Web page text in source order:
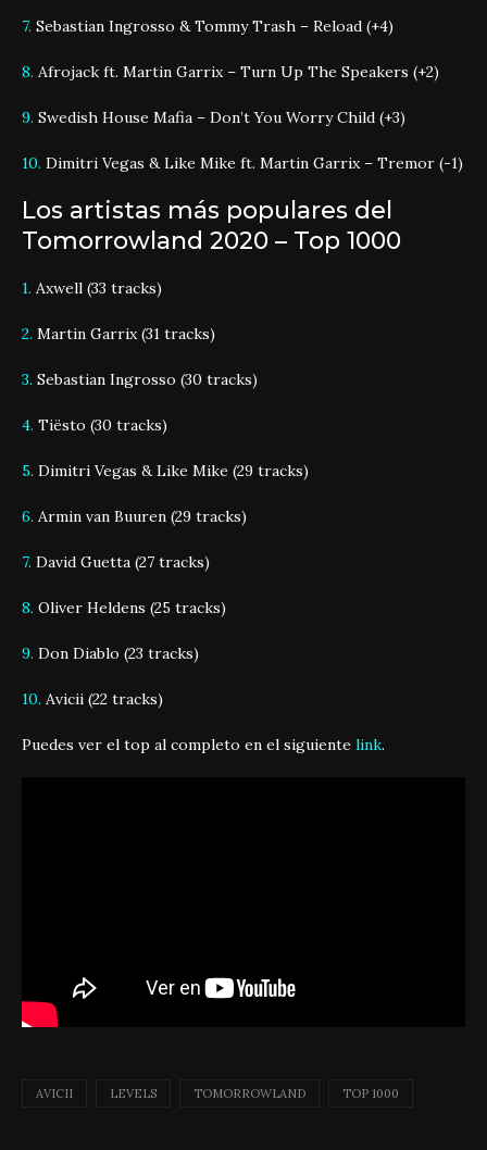
7. Sebastian Ingrosso & Tommy Trash – Reload (+4)
8. Afrojack ft. Martin Garrix – Turn Up The Speakers (+2)
9. Swedish House Mafia – Don’t You Worry Child (+3)
10. Dimitri Vegas & Like Mike ft. Martin Garrix – Tremor (-1)
Los artistas más populares del
Tomorrowland 2020 – Top 1000
1. Axwell (33 tracks)
2. Martin Garrix (31 tracks)
3. Sebastian Ingrosso (30 tracks)
4. Tiësto (30 tracks)
5. Dimitri Vegas & Like Mike (29 tracks)
6. Armin van Buuren (29 tracks)
7. David Guetta (27 tracks)
8. Oliver Heldens (25 tracks)
9. Don Diablo (23 tracks)
10. Avicii (22 tracks)
Puedes ver el top al completo en el siguiente link.
AVICII LEVELS TOMORROWLAND TOP 1000